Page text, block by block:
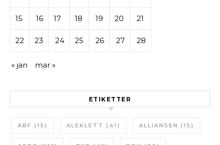
15 16 17 18 19 20 21
22 23 24 25 26 27 28
« jan mar »
ETIKETTER
ABF (15) ALEKLETT (41) ALLIANSEN (15)